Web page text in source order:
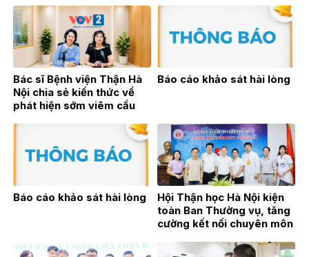
triển bền vững
Bác sĩ Bệnh viện Thận Hà
Nội chia sẻ kiến thức về
phát hiện sớm viêm cầu
trực tiếp VOV2
Báo cáo khảo sát hài lòng
Báo cáo khảo sát hài lòng
Hội Thận học Hà Nội kiện
toàn Ban Thường vụ, tăng
cường kết nối chuyên môn
chuyên ngành Thận học